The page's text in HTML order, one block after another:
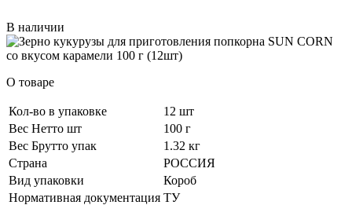
В наличии
О товаре
Кол-во в упаковке
12 шт
Вес Нетто шт
100 г
Вес Брутто упак
1.32 кг
Страна
РОССИЯ
Вид упаковки
Короб
Нормативная документация ТУ